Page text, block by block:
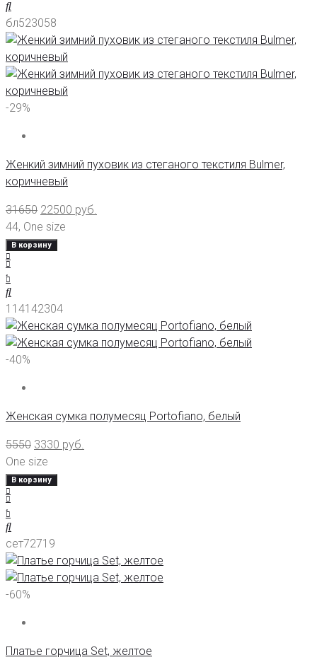
бл523058
-29%
Женкий зимний пуховик из стеганого текстиля Bulmer,
коричневый
31650 22500 руб.
44, One size
В корзину
114142304
-40%
Женская сумка полумесяц Portofiano, белый
5550 3330 руб.
One size
В корзину
сет72719
-60%
Платье горчица Set, желтое